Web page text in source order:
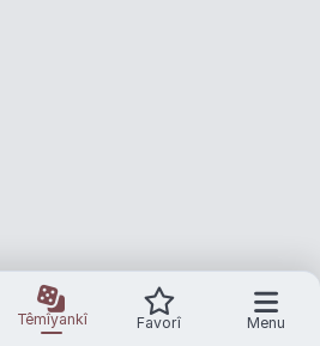
Têmîyankî Favorî Menu